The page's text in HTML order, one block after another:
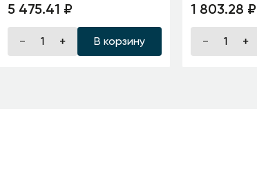
5 475.41 ₽
В корзину
1 803.28 ₽